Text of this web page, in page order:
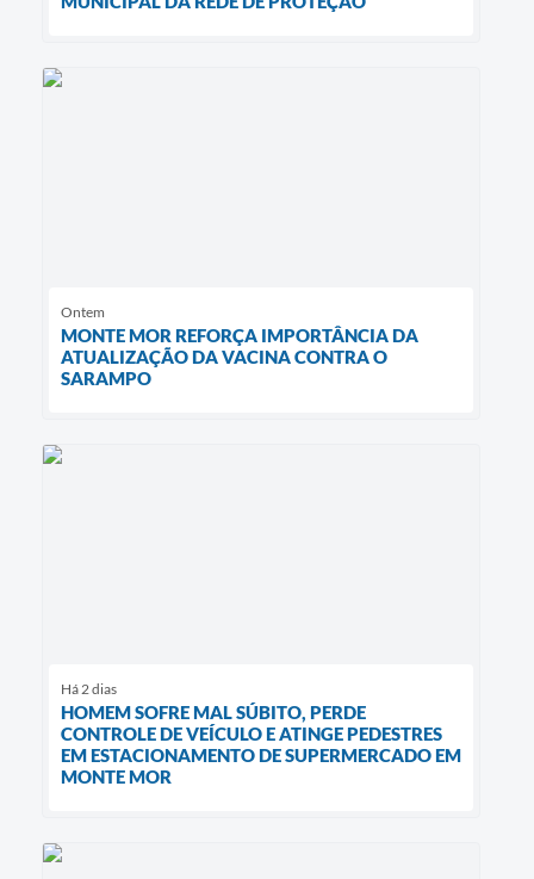
Ontem
MONTE MOR REFORÇA IMPORTÂNCIA DA
ATUALIZAÇÃO DA VACINA CONTRA O
SARAMPO
Há 2 dias
HOMEM SOFRE MAL SÚBITO, PERDE
CONTROLE DE VEÍCULO E ATINGE PEDESTRES
EM ESTACIONAMENTO DE SUPERMERCADO EM
MONTE MOR